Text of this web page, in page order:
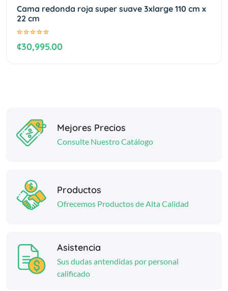
Cama redonda roja super suave 3xlarge 110 cm x
22 cm
¢30,995.00
Mejores Precios
Consulte Nuestro Catálogo
Productos
Ofrecemos Productos de Alta Calidad
Asistencia
Sus dudas antendidas por personal
calificado